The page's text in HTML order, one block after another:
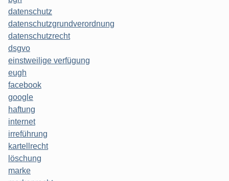
datenschutz
datenschutzgrundverordnung
datenschutzrecht
dsgvo
einstweilige verfügung
eugh
facebook
google
haftung
internet
irreführung
kartellrecht
löschung
marke